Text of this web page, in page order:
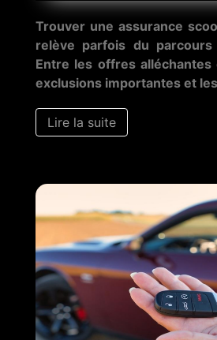
Trouver une assurance
relève parfois du
Entre les offres alléchantes
exclusions importantes et
Lire la suite